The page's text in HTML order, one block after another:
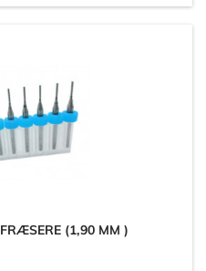
(1,90 MM )